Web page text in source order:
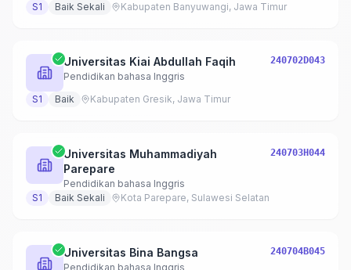
S1 Baik Sekali Kabupaten Banyuwangi, Jawa Timur
Universitas Kiai Abdullah Faqih
Pendidikan bahasa Inggris
240702D043
S1 Baik Kabupaten Gresik, Jawa Timur
Universitas Muhammadiyah
Parepare
Pendidikan bahasa Inggris
240703H044
S1 Baik Sekali Kota Parepare, Sulawesi Selatan
Universitas Bina Bangsa
Pendidikan bahasa Inggris
240704B045